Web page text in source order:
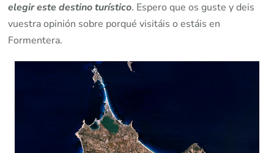
elegir este destino turístico. Espero que os guste y deis
vuestra opinión sobre porqué visitáis o estáis en
Formentera.